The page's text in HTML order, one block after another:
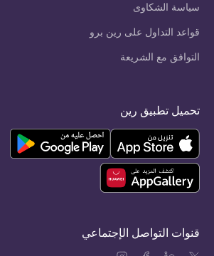
سياسة الشكاوى
قواعد التداول على رين برو
التوافق مع الشريعة
قنوات التواصل الإجتماعي
تحميل تطبيق رين